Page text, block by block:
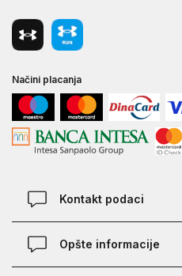
Načini placanja
Kontakt podaci
Chat
Opšte informacije